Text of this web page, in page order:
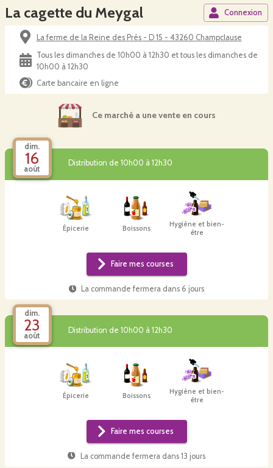
La cagette du Meygal Connexion
La ferme de la Reine des Prés - D 15 - 43260 Champclause
Tous les dimanches de 10h00 à 12h30 et tous les dimanches de
10h00 à 12h30
Carte bancaire en ligne
Ce marché a une vente en cours
dim.
16
août
Distribution de 10h00 à 12h30
Épicerie Boissons
Hygiène et bien-
être
Faire mes courses
La commande fermera dans 6 jours
dim.
23
août
Distribution de 10h00 à 12h30
Épicerie Boissons
Hygiène et bien-
être
Faire mes courses
La commande fermera dans 13 jours